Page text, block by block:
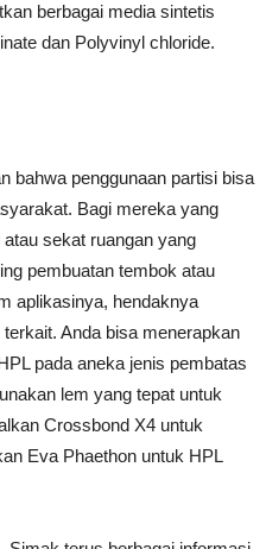
berbagai media sintetis
dan Polyvinyl chloride.
bahwa penggunaan partisi bisa
Bagi mereka yang
sekat ruangan yang
pembuatan tembok atau
aplikasinya, hendaknya
Anda bisa menerapkan
pada aneka jenis pembatas
lem yang tepat untuk
Crossbond X4 untuk
Eva Phaethon untuk HPL